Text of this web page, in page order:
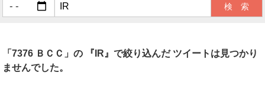
「7376 ＢＣＣ」の 『IR』で絞り込んだ ツイートは見つかり
ませんでした。